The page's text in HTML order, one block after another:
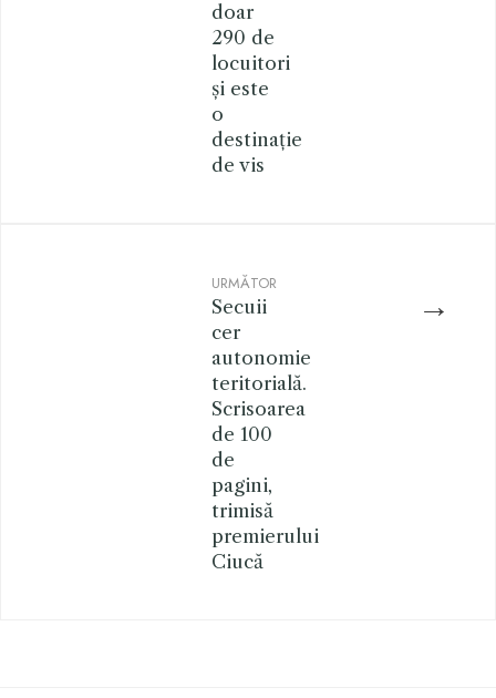
doar
290 de
locuitori
și este
o
destinație
de vis
→
URMĂTOR
Secuii
cer
autonomie
teritorială.
Scrisoarea
de 100
de
pagini,
trimisă
premierului
Ciucă